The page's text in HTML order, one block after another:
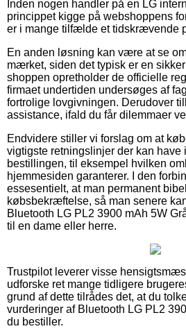
Inden nogen handler på en LG
princippet kigge på webshoppens
er i mange tilfælde et tidskrævende
En anden løsning kan være at se
mærket, siden det typisk er en
shoppen opretholder de officielle
firmaet undertiden undersøges af
fortrolige lovgivningen. Derudover
assistance, ifald du får dilemmaer
Endvidere stiller vi forslag om at
vigtigste retningslinjer der kan have
bestillingen, til eksempel hvilken
hjemmesiden garanterer. I den
essesentielt, at man permanent
købsbekræftelse, så man senere
Bluetooth LG PL2 3900 mAh 5W
til en dame eller herre.
Trustpilot leverer visse
udforske ret mange tidligere
grund af dette tilrådes det, at du
vurderinger af Bluetooth LG PL2
du bestiller.